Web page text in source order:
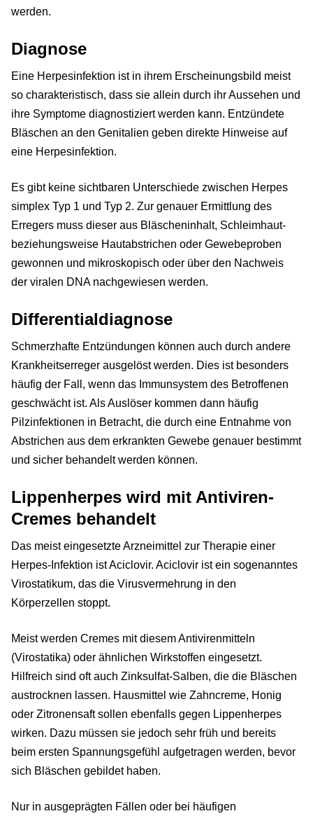
werden.
Diagnose
Eine Herpesinfektion ist in ihrem Erscheinungsbild meist
so charakteristisch, dass sie allein durch ihr Aussehen und
ihre Symptome diagnostiziert werden kann. Entzündete
Bläschen an den Genitalien geben direkte Hinweise auf
eine Herpesinfektion.
Es gibt keine sichtbaren Unterschiede zwischen Herpes
simplex Typ 1 und Typ 2. Zur genauer Ermittlung des
Erregers muss dieser aus Bläscheninhalt, Schleimhaut-
beziehungsweise Hautabstrichen oder Gewebeproben
gewonnen und mikroskopisch oder über den Nachweis
der viralen DNA nachgewiesen werden.
Differentialdiagnose
Schmerzhafte Entzündungen können auch durch andere
Krankheitserreger ausgelöst werden. Dies ist besonders
häufig der Fall, wenn das Immunsystem des Betroffenen
geschwächt ist. Als Auslöser kommen dann häufig
Pilzinfektionen in Betracht, die durch eine Entnahme von
Abstrichen aus dem erkrankten Gewebe genauer bestimmt
und sicher behandelt werden können.
Lippenherpes wird mit Antiviren-
Cremes behandelt
Das meist eingesetzte Arzneimittel zur Therapie einer
Herpes-Infektion ist Aciclovir. Aciclovir ist ein sogenanntes
Virostatikum, das die Virusvermehrung in den
Körperzellen stoppt.
Meist werden Cremes mit diesem Antivirenmitteln
(Virostatika) oder ähnlichen Wirkstoffen eingesetzt.
Hilfreich sind oft auch Zinksulfat-Salben, die die Bläschen
austrocknen lassen. Hausmittel wie Zahncreme, Honig
oder Zitronensaft sollen ebenfalls gegen Lippenherpes
wirken. Dazu müssen sie jedoch sehr früh und bereits
beim ersten Spannungsgefühl aufgetragen werden, bevor
sich Bläschen gebildet haben.
Nur in ausgeprägten Fällen oder bei häufigen